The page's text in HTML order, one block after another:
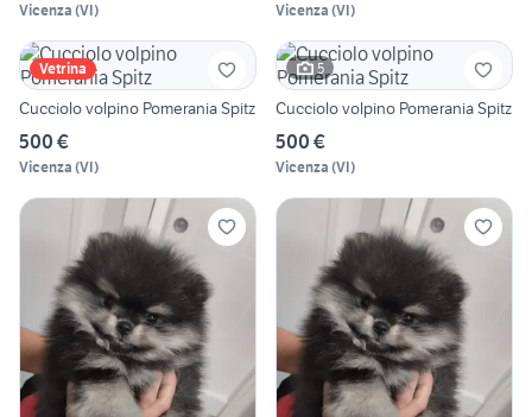
Vicenza (VI) Vicenza (VI)
Vetrina
Cucciolo volpino Pomerania Spitz
500 €
Vicenza (VI)
5
Cucciolo volpino Pomerania Spitz
500 €
Vicenza (VI)